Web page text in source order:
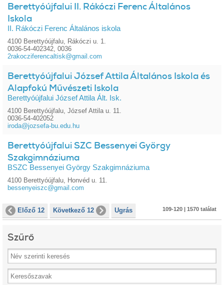
Berettyóújfalui II. Rákóczi Ferenc Általános
Iskola
II. Rákóczi Ferenc Általános iskola
4100 Berettyóújfalu, Rákóczi u. 1.
0036-54-402342, 0036
2rakocziferencaltisk@gmail.com
Berettyóújfalui József Attila Általános Iskola és
Alapfokú Művészeti Iskola
Berettyóújfalui József Attila Ált. Isk.
4100 Berettyóújfalu, József Attila u. 11.
0036-54-402052
iroda@jozsefa-bu.edu.hu
Berettyóújfalui SZC Bessenyei György
Szakgimnáziuma
BSZC Bessenyei György Szakgimnáziuma
4100 Berettyóújfalu, Honvéd u. 11.
bessenyeiszc@gmail.com
Előző 12 Következő 12 Ugrás 109-120 | 1570 találat
Szűrő